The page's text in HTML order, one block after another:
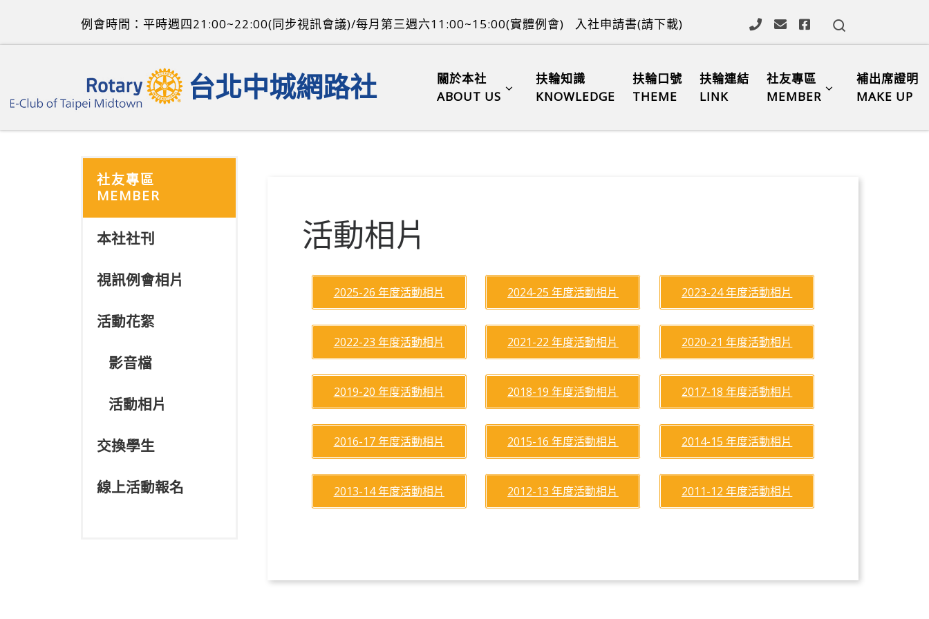
Skip to content例會時間：平時週四21:00~22:00(同步視訊會議)/每月第三週六11:00~15:00(實體例會) 入社申請書(請下載)
台北中城網路社
關於本社
ABOUT US
扶輪知識
KNOWLEDGE
扶輪口號
THEME
扶輪連結
LINK
社友專區
MEMBER
補出席證明
MAKE UP
活動相片
2025-26 年度活動相片 2024-25 年度活動相片 2023-24 年度活動相片
2022-23 年度活動相片 2021-22 年度活動相片 2020-21 年度活動相片
2019-20 年度活動相片 2018-19 年度活動相片 2017-18 年度活動相片
2016-17 年度活動相片 2015-16 年度活動相片 2014-15 年度活動相片
2013-14 年度活動相片 2012-13 年度活動相片 2011-12 年度活動相片
社友專區
MEMBER
本社社刊
視訊例會相片
活動花絮
影音檔
活動相片
交換學生
線上活動報名